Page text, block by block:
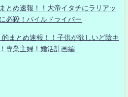
とめ速報！！大帝イタチにラリアッ
必殺！パイルドライバー
まとめ速報！！子供が欲しいど陰キ
専業主婦！婚活計画編